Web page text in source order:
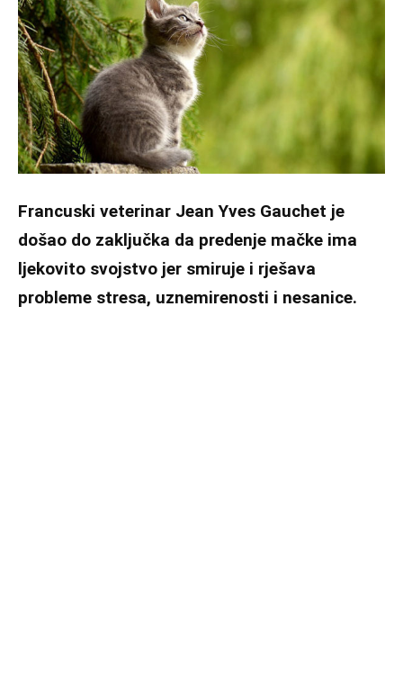
Francuski veterinar Jean Yves Gauchet je
došao do zaključka da predenje mačke ima
ljekovito svojstvo jer smiruje i rješava
probleme stresa, uznemirenosti i nesanice.